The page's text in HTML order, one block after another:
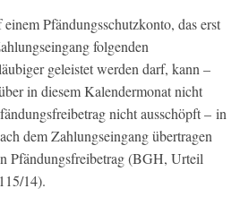
Pfändungsschutzkonto, das erst
folgenden
geleistet werden darf, kann –
in diesem Kalendermonat nicht
nicht ausschöpft – in
dem Zahlungseingang übertragen
Pfändungsfreibetrag (BGH, Urteil
14).